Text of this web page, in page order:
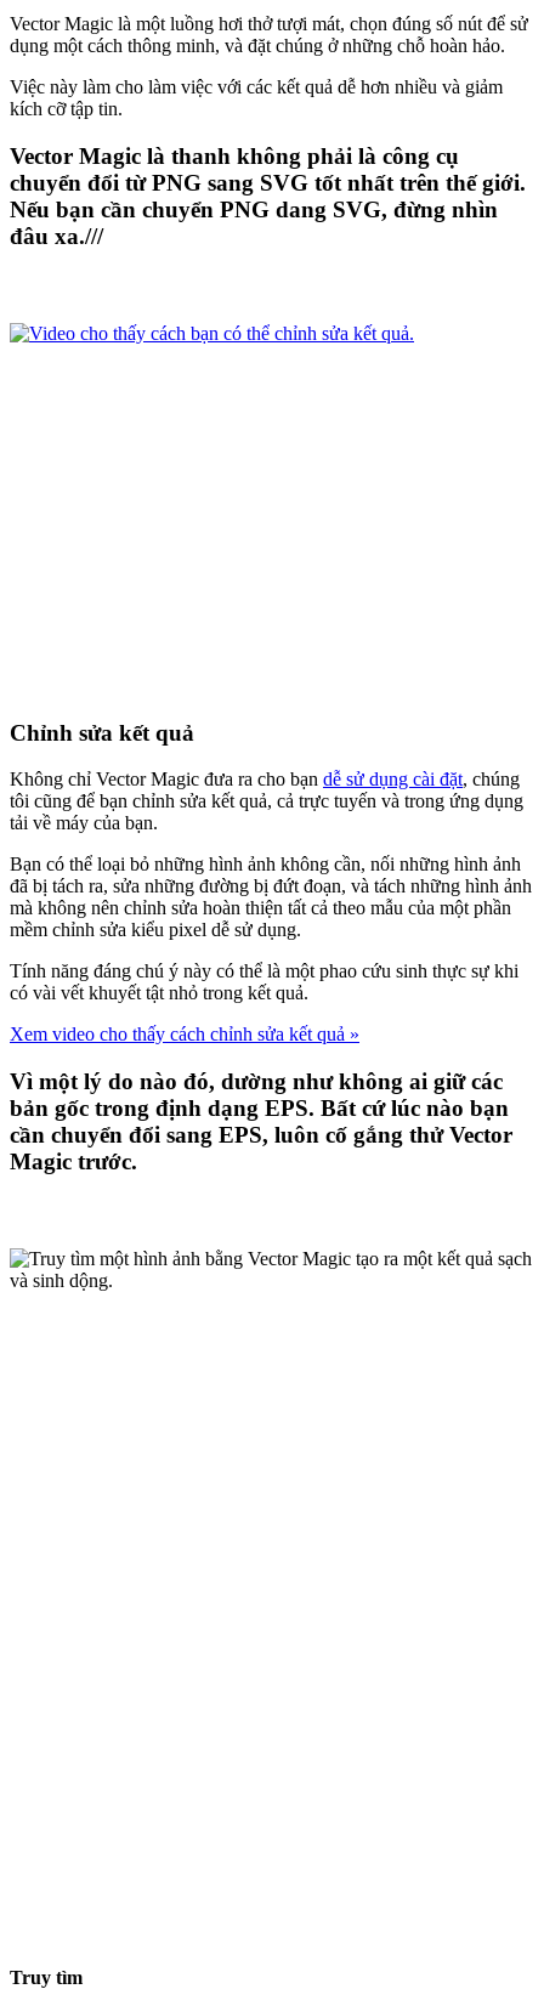
Vector Magic là một luồng hơi thở tượi mát, chọn đúng số nút để sử
dụng một cách thông minh, và đặt chúng ở những chỗ hoàn hảo.
Việc này làm cho làm việc với các kết quả dễ hơn nhiều và giảm
kích cỡ tập tin.
Vector Magic là thanh không phải là công cụ
chuyển đổi từ PNG sang SVG tốt nhất trên thế giới.
Nếu bạn cần chuyển PNG dang SVG, đừng nhìn
đâu xa.///
Chỉnh sửa kết quả
Không chỉ Vector Magic đưa ra cho bạn dễ sử dụng cài đặt, chúng
tôi cũng để bạn chỉnh sửa kết quả, cả trực tuyến và trong ứng dụng
tải về máy của bạn.
Bạn có thể loại bỏ những hình ảnh không cần, nối những hình ảnh
đã bị tách ra, sửa những đường bị đứt đoạn, và tách những hình ảnh
mà không nên chỉnh sửa hoàn thiện tất cả theo mẫu của một phần
mềm chỉnh sửa kiểu pixel dễ sử dụng.
Tính năng đáng chú ý này có thể là một phao cứu sinh thực sự khi
có vài vết khuyết tật nhỏ trong kết quả.
Xem video cho thấy cách chỉnh sửa kết quả »
Vì một lý do nào đó, dường như không ai giữ các
bản gốc trong định dạng EPS. Bất cứ lúc nào bạn
cần chuyển đổi sang EPS, luôn cố gắng thử Vector
Magic trước.
Truy tìm